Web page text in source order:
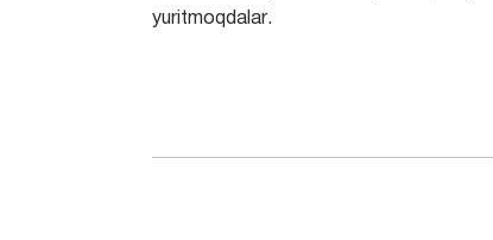
yuritmoqdalar.